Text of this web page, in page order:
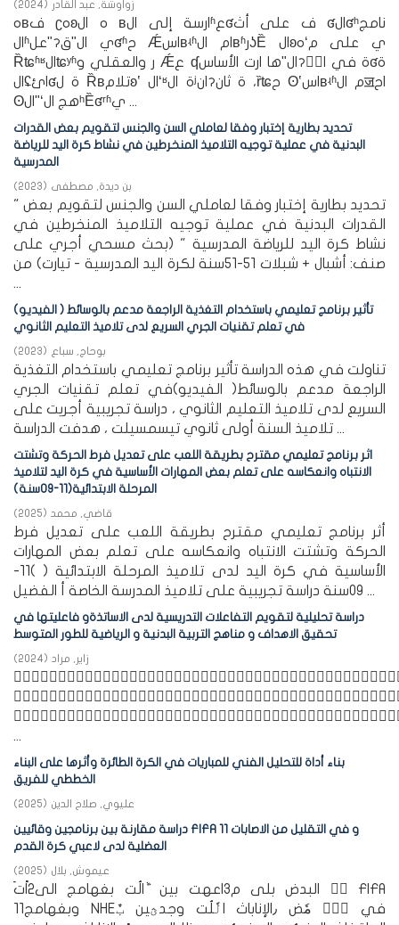
زواوشة, عبد القادر (
2024
)
هʙف ʗهʚه ال ʙارسة إلى الʱعʛف على أث ʛالʛʰنامج
الʱعلʺॽي الʺقʛʱح Ǽاسʙʵʱام الʙʱرʖȄ الʚهʻي على م
Ȑʨʱʶالʨʸʱر والعقلي و Ǽع ʠالʺها ارت الأساسॽة في الؔʛة
الʢائʛة ل Ȑʙتلامʚʽ الʻʶة الʲانॽة ثان ،ȑʨح ʘʽاسʙʵʱم الॼاح
ʘالʺʻهج الʰȄʛʳʱي ...
تحديد بطارية إختبار وفقا لعاملي السن والجنس لتقويم بعض القدرات
البدنية في عملية توجيه التلاميذ المنخرطين في نشاط كرة اليد للرياضة
المدرسية
بن ديدة, مصطفى (
2023
)
" تحديد بطارية إختبار وفقا لعاملي السن والجنس لتقويم بعض
القدرات البدنية في عملية توجيه التلاميذ المنخرطين في
نشاط كرة اليد للرياضة المدرسية " (بحث مسحي أجري على
صنف: أشبال + شبلات 51-51سنة لكرة اليد المدرسية - تيارت) من
...
تأثير برنامج تعليمي باستخدام التغذية الراجعة مدعم بالوسائط ( الفيديو)
في تعلم تقنيات الجري السريع لدى تلاميذ التعليم الثانوي
بوحاج, سباع (
2023
)
تناولت في هذه الدراسة تأثير برنامج تعليمي باستخدام التغذية
الراجعة مدعم بالوسائط( الفيديو)في تعلم تقنيات الجري
السريع لدى تلاميذ التعليم الثانوي ، دراسة تجريبية أجريت على
تلاميذ السنة أولى ثانوي تيسمسيلت ، هدفت الدراسة ...
اثر برنامج تعليمي مقترح بطريقة اللعب على تعديل فرط الحركة وتشتت
الانتباه وانعكاسه على تعلم بعض المهارات الأساسية في كرة اليد لتلاميذ
المرحلة الابتدائية(11-09سنة)
قاضي, محمد (
2025
)
أثر برنامج تعليمي مقترح بطريقة اللعب على تعديل فرط
الحركة وتشتت الانتباه وانعكاسه على تعلم بعض المهارات
الأساسية في كرة اليد لدى تلاميذ المرحلة الابتدائية ( )11-
09سنة دراسة تجريبية على تلاميذ المدرسة الخاصة أ الفضيل ...
دراسة تحليلية لتقويم التفاعلات التدريسية لدى الاساتذةو فاعليتها في
تحقيق الاهداف و مناهج التربية البدنية و الرياضية للطور المتوسط
زاير, مراد (
2024
)
...
بناء أداة للتحليل الفني للمباريات في الكرة الطائرة وأثرها على البناء
الخططي للفريق
عليوي, صلاح الدين (
2025
)
دراسة مقارنة بين برنامجين وقائيين FIFA 11 و في التقليل من الاصابات
العضلية لدى لاعبي كرة القدم
عيموش, بلال (
2025
)
11وبغهامج NHEفي زٌٟ مٗض ٫الإناباث الًٗلُت وجدؿين بٌٗ